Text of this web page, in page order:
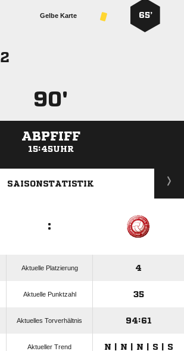
65’
Gelbe Karte

90'
ABPFIFF
15:45UHR
ANZEIGE
SAISONSTATISTIK
:
Aktuelle Platzierung 4
Aktuelle Punktzahl 35
Aktuelles Torverhältnis 94:61
Aktueller Trend N | N | N | S | S